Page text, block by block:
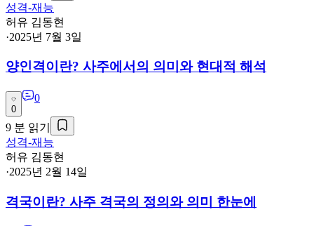
성격-재능
허유 김동현
·2025년 7월 3일
양인격이란? 사주에서의 의미와 현대적 해석
0
0
9 분 읽기
성격-재능
허유 김동현
·2025년 2월 14일
격국이란? 사주 격국의 정의와 의미 한눈에